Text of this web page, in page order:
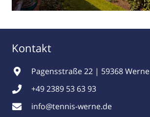
Kontakt
Pagensstraße 22 | 59368 Werne
+49 2389 53 63 93
info@tennis-werne.de